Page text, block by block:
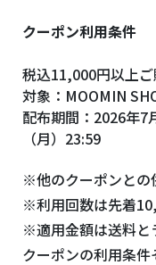
クーポン利用条件
税込11,000円以上
対象：MOOMIN
配布期間：2026年7
（月）23:59
※他のクーポンとの
※利用回数は先着
※適用金額は送料と
クーポンの利用条